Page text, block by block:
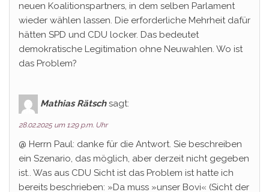
neuen Koalitionspartners, in dem selben Parlament
wieder wählen lassen. Die erforderliche Mehrheit dafür
hätten SPD und CDU locker. Das bedeutet
demokratische Legitimation ohne Neuwahlen. Wo ist
das Problem?
Mathias Rätsch sagt:
28.02.2025 um 1:29 p.m. Uhr
@ Herrn Paul: danke für die Antwort. Sie beschreiben
ein Szenario, das möglich, aber derzeit nicht gegeben
ist.. Was aus CDU Sicht ist das Problem ist hatte ich
bereits beschrieben: »Da muss »unser Bovi« (Sicht der